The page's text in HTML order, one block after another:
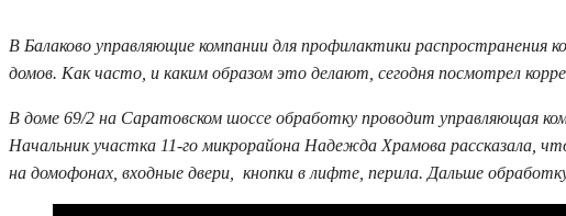
В Балаково управляющие компании для профилактики распространения
домов. Как часто, и каким образом это делают, сегодня посмотрел
В доме 69/2 на Саратовском шоссе обработку проводит управляющая
Начальник участка 11-го микрорайона Надежда Храмова рассказала,
на домофонах, входные двери, кнопки в лифте, перила. Дальше